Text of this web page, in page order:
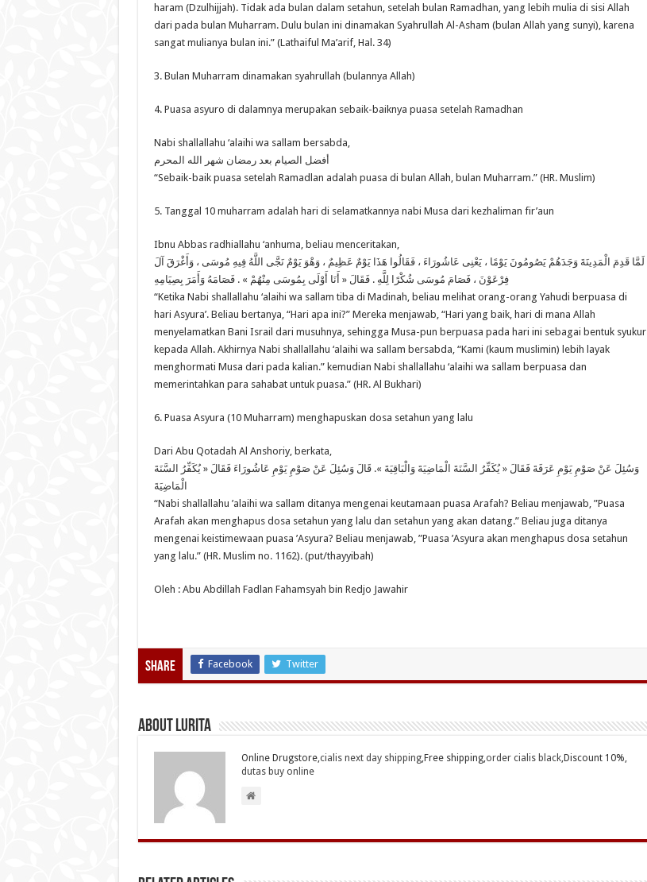
haram (Dzulhijjah). Tidak ada bulan dalam setahun, setelah bulan Ramadhan, yang lebih mulia di sisi Allah
dari pada bulan Muharram. Dulu bulan ini dinamakan Syahrullah Al-Asham (bulan Allah yang sunyi), karena
sangat mulianya bulan ini.” (Lathaiful Ma’arif, Hal. 34)
3. Bulan Muharram dinamakan syahrullah (bulannya Allah)
4. Puasa asyuro di dalamnya merupakan sebaik-baiknya puasa setelah Ramadhan
Nabi shallallahu ‘alaihi wa sallam bersabda,
أفضل الصيام بعد رمضان شهر الله المحرم
“Sebaik-baik puasa setelah Ramadlan adalah puasa di bulan Allah, bulan Muharram.” (HR. Muslim)
5. Tanggal 10 muharram adalah hari di selamatkannya nabi Musa dari kezhaliman fir’aun
Ibnu Abbas radhiallahu ‘anhuma, beliau menceritakan,
لَمَّا قَدِمَ الْمَدِينَةَ وَجَدَهُمْ يَصُومُونَ يَوْمًا ، يَعْنِى عَاشُورَاءَ ، فَقَالُوا هَذَا يَوْمٌ عَظِيمٌ ، وَهْوَ يَوْمٌ نَجَّى اللَّهُ فِيهِ مُوسَى ، وَأَغْرَقَ آلَ
فِرْعَوْنَ ، فَصَامَ مُوسَى شُكْرًا لِلَّهِ . فَقَالَ « أَنَا أَوْلَى بِمُوسَى مِنْهُمْ » . فَصَامَهُ وَأَمَرَ بِصِيَامِهِ
“Ketika Nabi shallallahu ‘alaihi wa sallam tiba di Madinah, beliau melihat orang-orang Yahudi berpuasa di
hari Asyura’. Beliau bertanya, “Hari apa ini?” Mereka menjawab, “Hari yang baik, hari di mana Allah
menyelamatkan Bani Israil dari musuhnya, sehingga Musa-pun berpuasa pada hari ini sebagai bentuk syukur
kepada Allah. Akhirnya Nabi shallallahu ‘alaihi wa sallam bersabda, “Kami (kaum muslimin) lebih layak
menghormati Musa dari pada kalian.” kemudian Nabi shallallahu ‘alaihi wa sallam berpuasa dan
memerintahkan para sahabat untuk puasa.” (HR. Al Bukhari)
6. Puasa Asyura (10 Muharram) menghapuskan dosa setahun yang lalu
Dari Abu Qotadah Al Anshoriy, berkata,
وَسُئِلَ عَنْ صَوْمِ يَوْمِ عَرَفَةَ فَقَالَ « يُكَفِّرُ السَّنَةَ الْمَاضِيَةَ وَالْبَاقِيَةَ ». قَالَ وَسُئِلَ عَنْ صَوْمِ يَوْمِ عَاشُورَاءَ فَقَالَ « يُكَفِّرُ السَّنَةَ
الْمَاضِيَةَ
“Nabi shallallahu ’alaihi wa sallam ditanya mengenai keutamaan puasa Arafah? Beliau menjawab, ”Puasa
Arafah akan menghapus dosa setahun yang lalu dan setahun yang akan datang.” Beliau juga ditanya
mengenai keistimewaan puasa ’Asyura? Beliau menjawab, ”Puasa ’Asyura akan menghapus dosa setahun
yang lalu.” (HR. Muslim no. 1162). (put/thayyibah)
Oleh : Abu Abdillah Fadlan Fahamsyah bin Redjo Jawahir
Share Facebook Twitter
About Lurita
Online Drugstore, cialis next day shipping,Free shipping, order cialis black,Discount 10%,
dutas buy online